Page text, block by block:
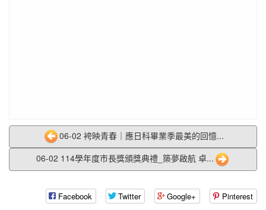
06-02 袴映青春｜應日科畢業季最美的回憶...
06-02 114學年度市長獎頒獎典禮_築夢啟航 卓...
Facebook Twitter Google+ Pinterest